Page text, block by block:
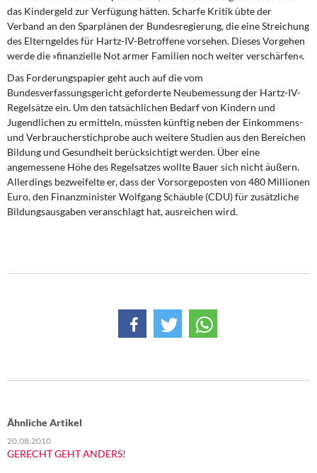
das Kindergeld zur Verfügung hätten. Scharfe Kritik übte der
Verband an den Sparplänen der Bundesregierung, die eine Streichung
des Elterngeldes für Hartz-IV-Betroffene vorsehen. Dieses Vorgehen
werde die »finanzielle Not armer Familien noch weiter verschärfen«.
Das Forderungspapier geht auch auf die vom
Bundesverfassungsgericht geforderte Neubemessung der Hartz-IV-
Regelsätze ein. Um den tatsächlichen Bedarf von Kindern und
Jugendlichen zu ermitteln, müssten künftig neben der Einkommens-
und Verbraucherstichprobe auch weitere Studien aus den Bereichen
Bildung und Gesundheit berücksichtigt werden. Über eine
angemessene Höhe des Regelsatzes wollte Bauer sich nicht äußern.
Allerdings bezweifelte er, dass der Vorsorgeposten von 480 Millionen
Euro, den Finanzminister Wolfgang Schäuble (CDU) für zusätzliche
Bildungsausgaben veranschlagt hat, ausreichen wird.
Ähnliche Artikel
20.08.2010
GERECHT GEHT ANDERS!